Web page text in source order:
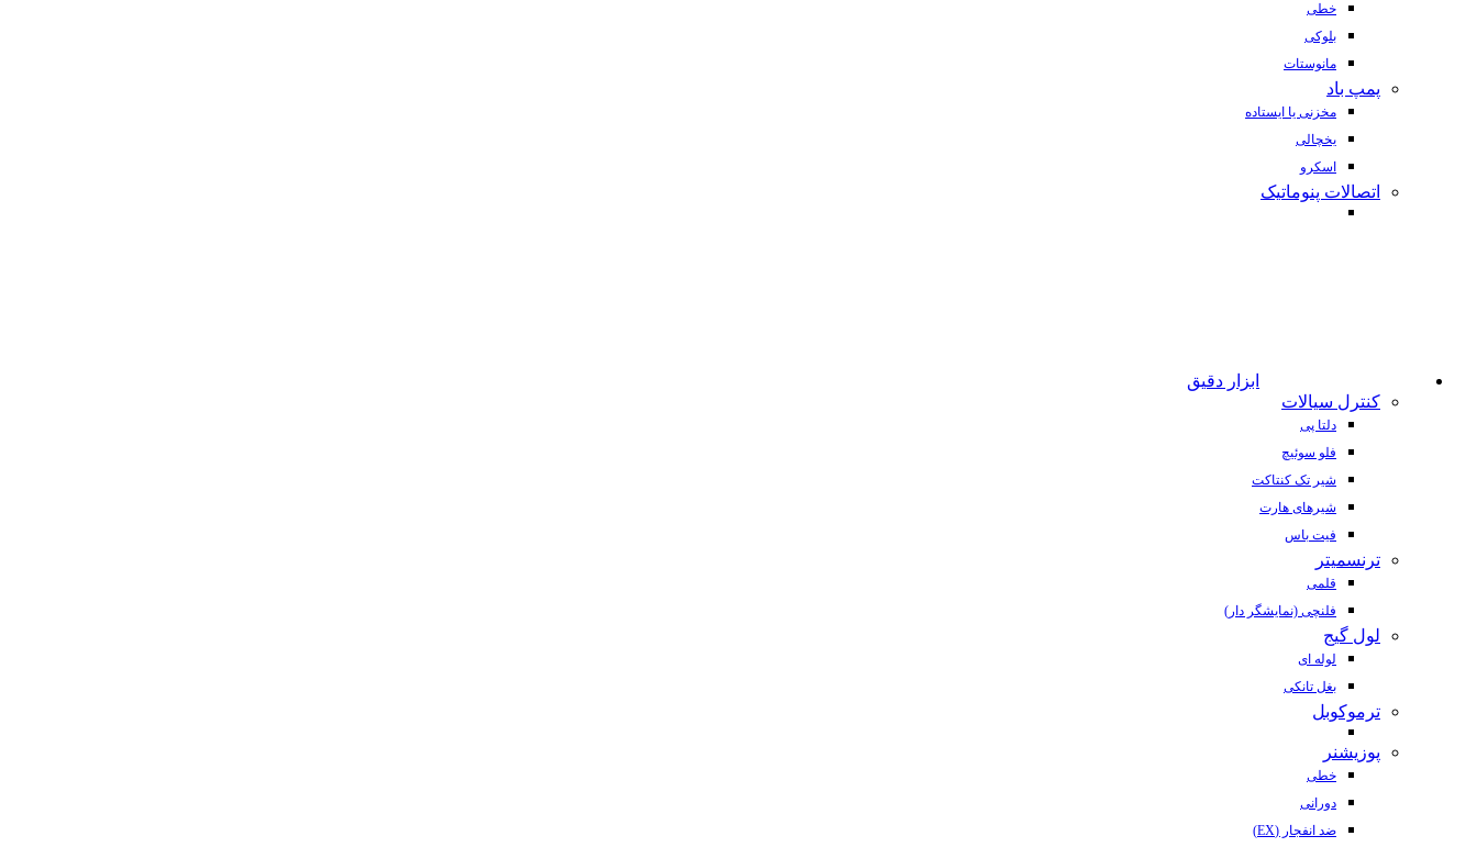
خطی
بلوکی
مانوستات
پمپ باد
مخزنی یا ایستاده
یخچالی
اسکرو
اتصالات پنوماتیک
ابزار دقیق
کنترل سیالات
دلتا پی
فلو سوئیچ
شیر تک کنتاکت
شیرهای هارت
فیت باس
ترنسمیتر
قلمی
فلنچی (نمایشگر دار)
لول گیج
لوله ای
بغل تانکی
ترموکوبل
پوزیشنر
خطی
دورانی
ضد انفجار (EX)